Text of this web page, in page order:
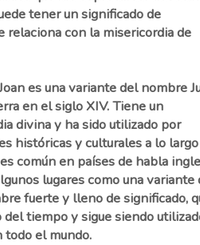
tener un significado de
relaciona con la misericordia de
es una variante del nombre
en el siglo XIV. Tiene un
divina y ha sido utilizado por
históricas y culturales a lo
común en países de habla
lugares como una variante
fuerte y lleno de significado,
tiempo y sigue siendo
todo el mundo.